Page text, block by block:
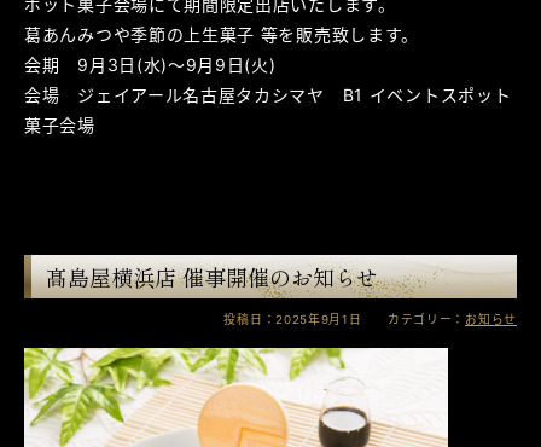
葛あんみつや季節の上生菓子 等を販売致します。
会期 9月3日(水)～9月9日(火)
会場 ジェイアール名古屋タカシマヤ B1 イベントスポット
菓子会場
髙島屋横浜店 催事開催のお知らせ
投稿日：2025年9月1日 カテゴリー： お知らせ